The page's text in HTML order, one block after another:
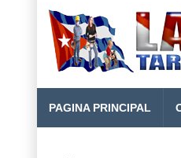
PAGINA PRINCIPAL